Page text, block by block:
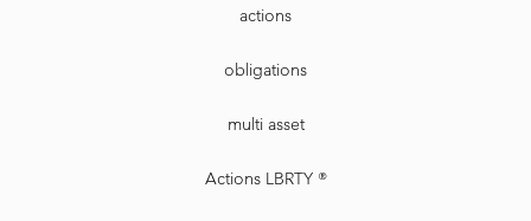
actions
obligations
multi asset
Actions LBRTY ®